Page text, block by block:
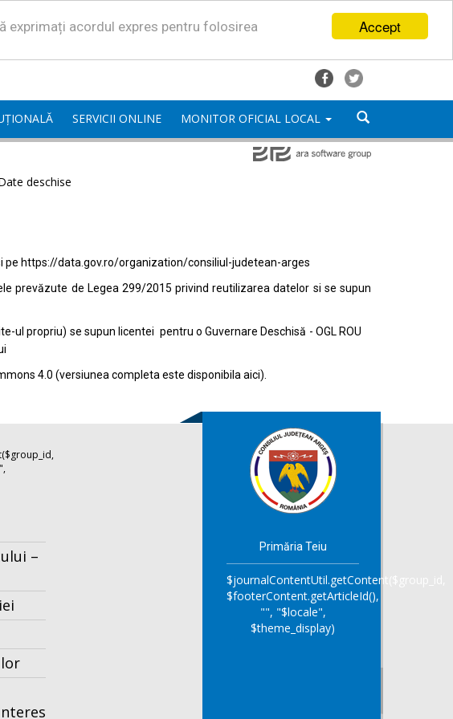
Accept
exprimați acordul expres pentru folosirea
SERVICII ONLINE MONITOR OFICIAL LOCAL
deschise
pe https://data.gov.ro/organization/consiliul-judetean-arges
prevăzute de Legea 299/2015 privind reutilizarea datelor si se supun
ul propriu) se supun licentei pentru o Guvernare Deschisă - OGL ROU
4.0 (versiunea completa este disponibila aici).
–
Primăria Teiu
$journalContentUtil.getContent($group_id,
$footerContent.getArticleId(),
"", "$locale",
$theme_display)